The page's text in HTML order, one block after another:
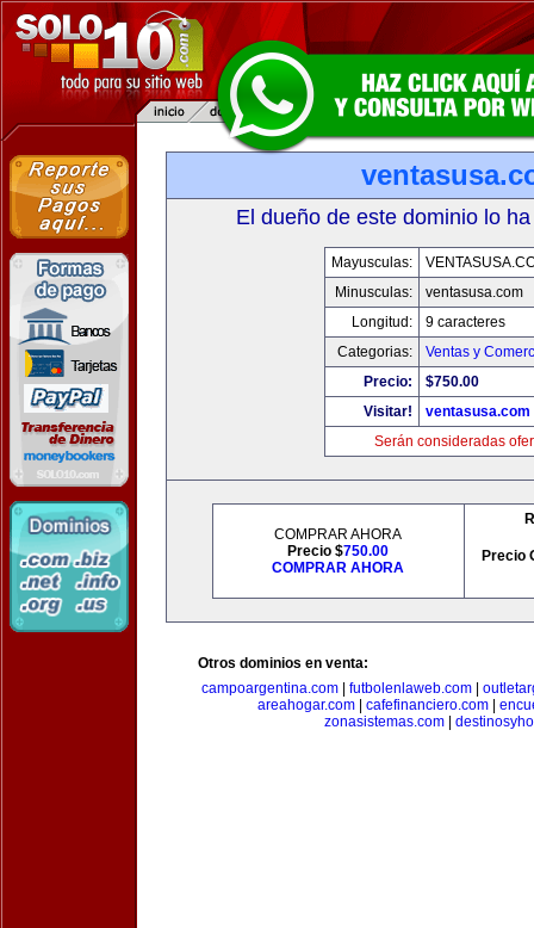
El dueño de este dominio lo
Mayusculas:
Minusculas:
ventasusa.com
Longitud:
9 caracteres
Categorias:
Ventas y
Precio:
$750.00
Visitar!
ventasusa.com
Serán consideradas
COMPRAR AHORA
Precio $750.00
COMPRAR AHORA
Precio
Otros dominios en venta:
campoargentina.com| futbolenlaweb.com|
areahogar.com| cafefinanciero.com|
zonasistemas.com